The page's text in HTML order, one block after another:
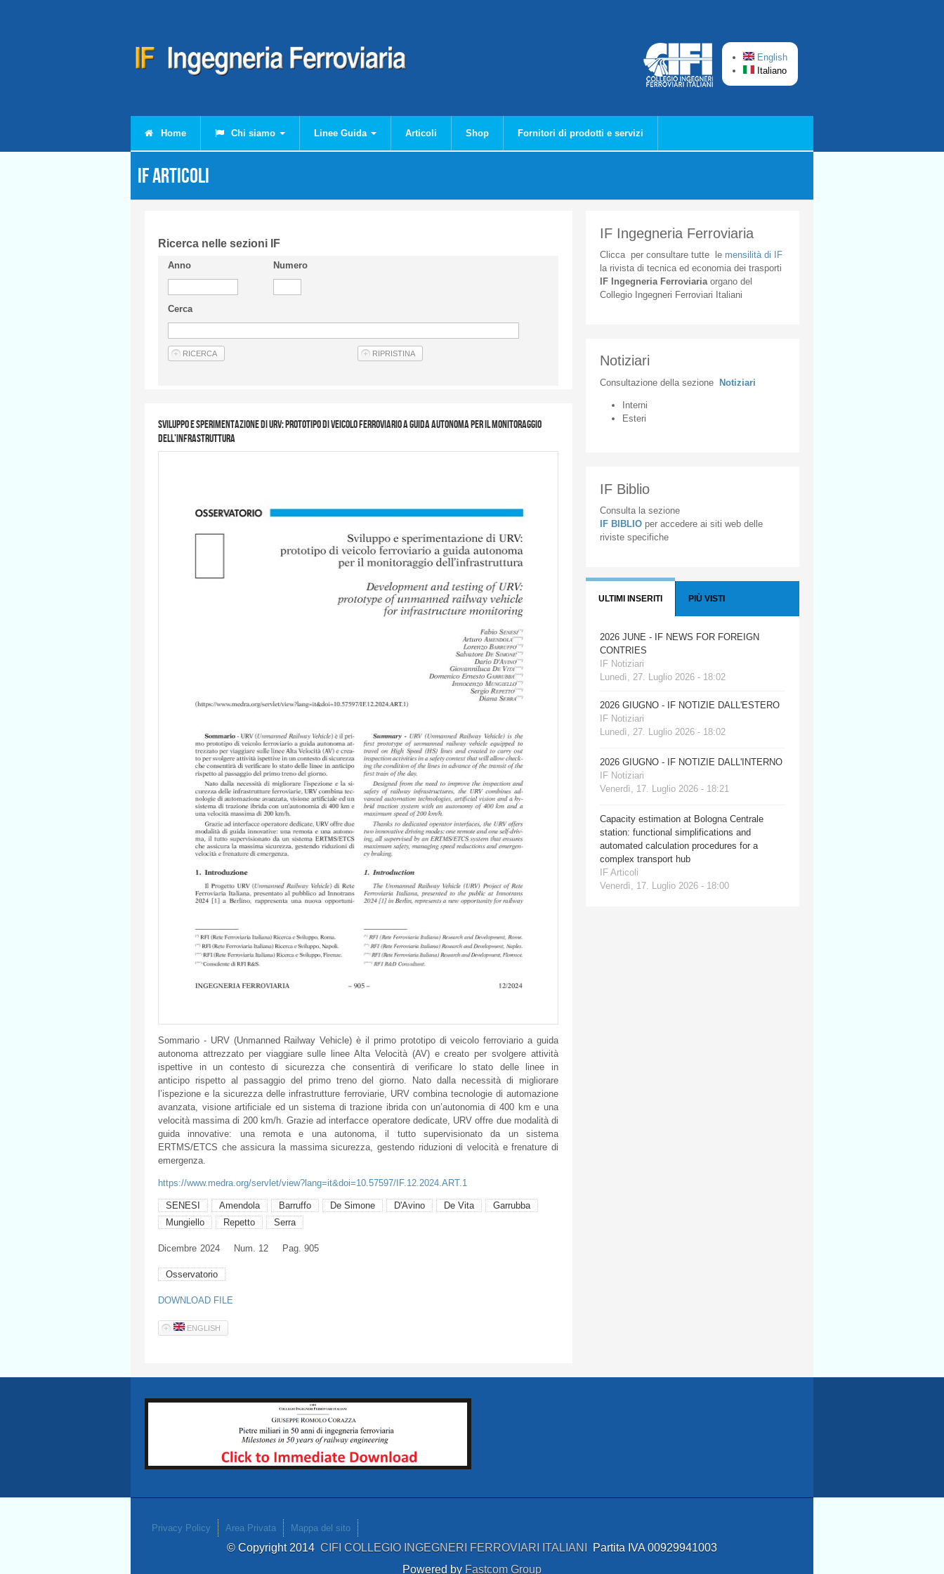
English
Italiano
Home Chi siamo Linee Guida Articoli Shop Fornitori di prodotti e servizi
IF Articoli
Ricerca nelle sezioni IF
Anno Numero
Cerca
Sviluppo e sperimentazione di URV: prototipo di veicolo ferroviario a guida autonoma per il monitoraggio
dell’infrastruttura
Sommario - URV (Unmanned Railway Vehicle) è il primo prototipo di veicolo ferroviario a guida
autonoma attrezzato per viaggiare sulle linee Alta Velocità (AV) e creato per svolgere attività
ispettive in un contesto di sicurezza che consentirà di verificare lo stato delle linee in
anticipo rispetto al passaggio del primo treno del giorno. Nato dalla necessità di migliorare
l’ispezione e la sicurezza delle infrastrutture ferroviarie, URV combina tecnologie di automazione
avanzata, visione artificiale ed un sistema di trazione ibrida con un’autonomia di 400 km e una
velocità massima di 200 km/h. Grazie ad interfacce operatore dedicate, URV offre due modalità di
guida innovative: una remota e una autonoma, il tutto supervisionato da un sistema
ERTMS/ETCS che assicura la massima sicurezza, gestendo riduzioni di velocità e frenature di
emergenza.
https://www.medra.org/servlet/view?lang=it&doi=10.57597/IF.12.2024.ART.1
SENESI Amendola Barruffo De Simone D'Avino De Vita
Garrubba
Mungiello
Repetto Serra
Dicembre 2024 Num. 12 Pag. 905
Osservatorio
DOWNLOAD FILE
ENGLISH
IF Ingegneria Ferroviaria
Cliccaper consultare tuttele mensilità di IF
la rivista di tecnica ed economia dei trasporti
IF Ingegneria Ferroviaria organodel
Collegio
Ingegneri Ferroviari Italiani
Notiziari
Consultazione della sezione Notiziari
Interni
Esteri
IF Biblio
Consulta la sezione
IF BIBLIO per accedere ai siti web delle
riviste specifiche
ULTIMI INSERITI PIÙ VISTI
2026 JUNE - IF NEWS FOR FOREIGN
CONTRIES
IF Notiziari
Lunedì, 27. Luglio 2026 - 18:02
2026 GIUGNO - IF NOTIZIE DALL'ESTERO
IF Notiziari
Lunedì, 27. Luglio 2026 - 18:02
2026 GIUGNO - IF NOTIZIE DALL'INTERNO
IF Notiziari
Venerdì, 17. Luglio 2026 - 18:21
Capacity estimation at Bologna Centrale
station: functional simplifications and
automated calculation procedures for a
complex transport hub
IF Articoli
Venerdì, 17. Luglio 2026 - 18:00
Privacy Policy Area Privata Mappa del sito
© Copyright 2014 CIFI COLLEGIO INGEGNERI FERROVIARI ITALIANI Partita IVA 00929941003
Powered by Fastcom Group